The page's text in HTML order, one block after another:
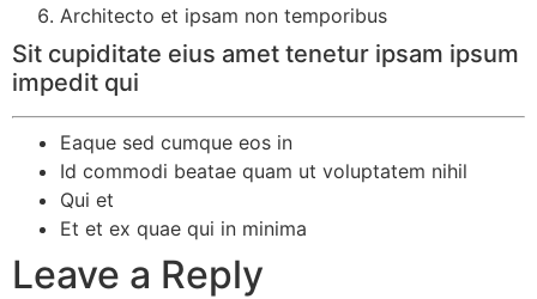
Architecto et ipsam non temporibus
Sit cupiditate eius amet tenetur ipsam ipsum
impedit qui
Eaque sed cumque eos in
Id commodi beatae quam ut voluptatem nihil
Qui et
Et et ex quae qui in minima
Leave a Reply